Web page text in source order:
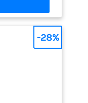
-28%